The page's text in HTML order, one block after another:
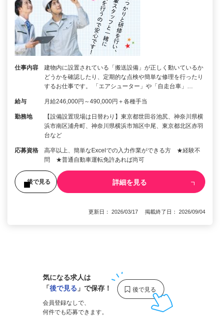
仕事内容
建物内に設置されている「搬送設備」が正しく動いているか
どうかを確認したり、定期的な点検や簡単な修理を行ったり
するお仕事です。 「エアシューター」や「自走台車」…
給与 月給246,000円～490,000円＋各種手当
勤務地
【設備設置現場は日替わり】東京都世田谷池尻、神奈川県横
浜市南区浦舟町、神奈川県横浜市旭区中尾、東京都北区赤羽
台など
応募資格
高卒以上、簡単なExcelでの入力作業ができる方 ★経験不
問 ★普通自動車運転免許あれば尚可
後で見る 詳細を見る
更新日： 2026/03/17 掲載終了日： 2026/09/04
気になる求人は
「後で見る 」で保存！
会員登録なしで、
何件でも応募できます。